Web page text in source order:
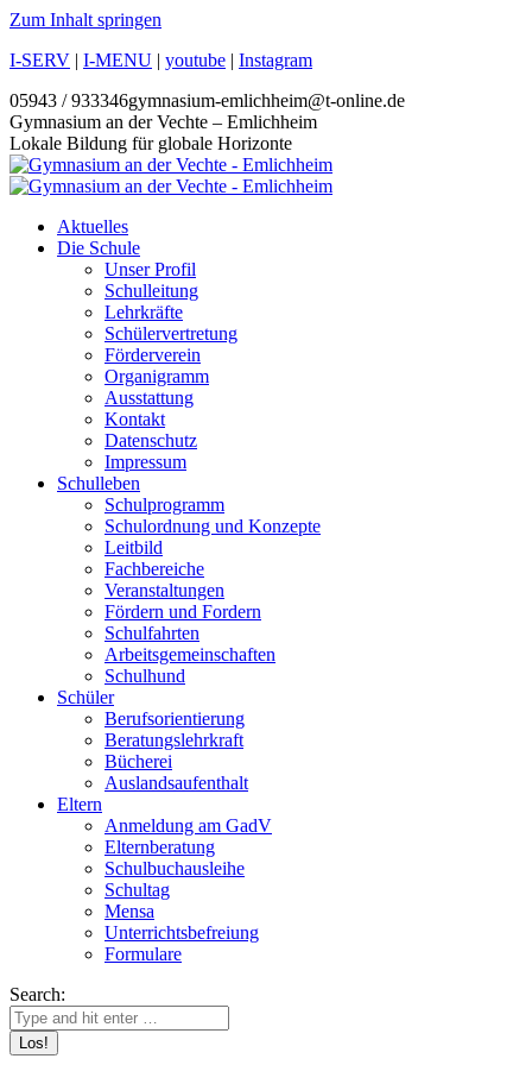
Zum Inhalt springen
I-SERV | I-MENU | youtube | Instagram
05943 / 933346gymnasium-emlichheim@t-online.de
Gymnasium an der Vechte – Emlichheim
Lokale Bildung für globale Horizonte
Aktuelles
Die Schule
Unser Profil
Schulleitung
Lehrkräfte
Schülervertretung
Förderverein
Organigramm
Ausstattung
Kontakt
Datenschutz
Impressum
Schulleben
Schulprogramm
Schulordnung und Konzepte
Leitbild
Fachbereiche
Veranstaltungen
Fördern und Fordern
Schulfahrten
Arbeitsgemeinschaften
Schulhund
Schüler
Berufsorientierung
Beratungslehrkraft
Bücherei
Auslandsaufenthalt
Eltern
Anmeldung am GadV
Elternberatung
Schulbuchausleihe
Schultag
Mensa
Unterrichtsbefreiung
Formulare
Search: